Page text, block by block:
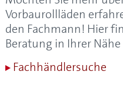
Anschlagstopfen
Anschlussblech
Antriebskopf
Antriebsschiene
Vorbaurollläden
den Fachmann! Hier
Beratung in Ihrer Nähe
Fachhändlersuche